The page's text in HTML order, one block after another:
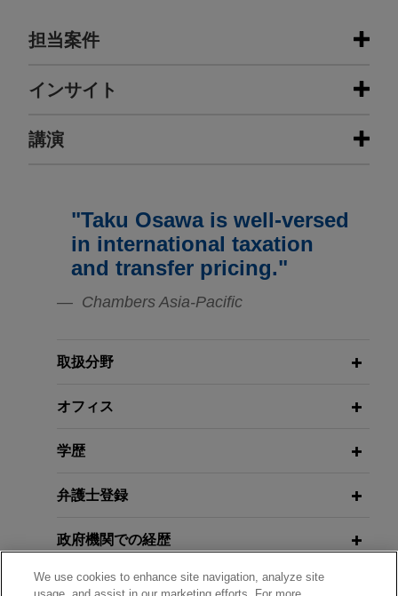
担当案件
担当案件
Chevron and MOECO agree to
agreement with Mitsui Oil Exploration Co., Ltd
(MOECO) to proceed with the pilot testing of
advanced geothermal technology, specifically
settles product liability claims
conglomerate in relation to damage claims for the
components for the solar industry.
インサイト
JULY 2026
JUNE 2026 コメンタリー
改正EU製造物責任指令：EU加盟国に
おける状況と変化するリスク環境
国際商業会議所仲裁規則の2026年改正
Global Legal Update Vol. 125 | 2026
FEBRUARY 2026 アラート
合衆国最高裁、国際緊急経済権限法
（IEEPA）に基づく関税措置を無効と
講演
FEBRUARY / MARCH 2018
移転価格セミナー：移転価格文書化制
度と対応の最新の状況について
度と対応の最新の状況について
JUNE 2017
移転価格文書化
国際税務研究会: 平成28年度改正で導
入された新移転価格文書の実務
"Taku Osawa is well-versed
in international taxation
and transfer pricing."
Chambers Asia-Pacific
取扱分野
オフィス
学歴
弁護士登録
政府機関での経歴
受賞歴
We use cookies to enhance site navigation, analyze site